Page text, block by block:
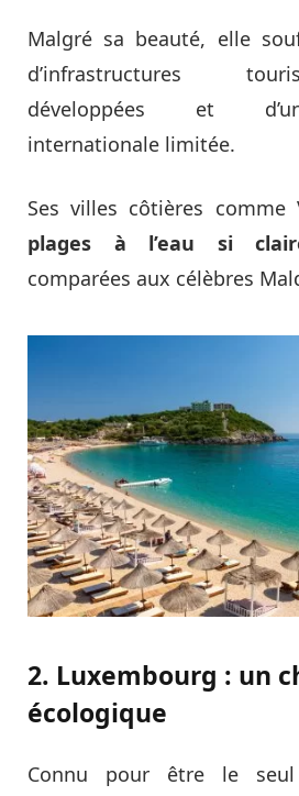
Malgré sa beauté, elle
d’infrastructures
développées et
internationale limitée.
Ses villes côtières comme
plages à l’eau si
comparées aux célèbres
2. Luxembourg : un
écologique
Connu pour être le